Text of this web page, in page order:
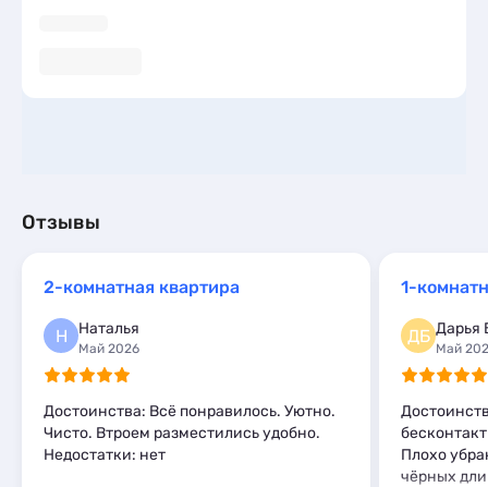
Отзывы
2-комнатная квартира
Н Наталья
Май 2026
Достоинства: Всё понравилось. Уютно.
Чисто. Втроем разместились удобно.
Недостатки: нет
1-
ДБ Дарья
Май
Плохо
чёрных